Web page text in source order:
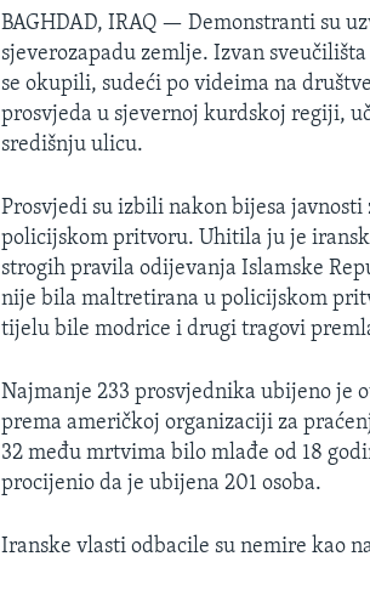
BAGHDAD, IRAQ —Demonstranti su
sjeverozapadu zemlje. Izvan
se okupili, sudeći po videima na
prosvjeda u sjevernoj kurdskoj regiji,
središnju ulicu.
Prosvjedi su izbili nakon bijesa
policijskom pritvoru. Uhitila ju je
strogih pravila odijevanja Islamske
nije bila maltretirana u policijskom
tijelu bile modrice i drugi tragovi
Najmanje 233 prosvjednika ubijeno je
prema američkoj organizaciji za
32 među mrtvima bilo mlađe od 18
procijenio da je ubijena 201 osoba.
Iranske vlasti odbacile su nemire kao